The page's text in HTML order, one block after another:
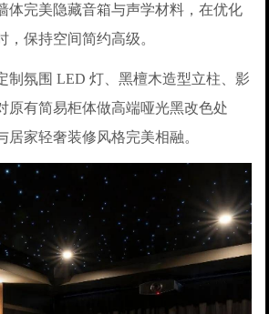
体完美隐藏音箱与声学材料，在优化
，保持空间简约高级。
制氛围 LED 灯、黑檀木造型立柱、影
原有简易柜体做高端哑光黑改色处
居家轻奢装修风格完美相融。